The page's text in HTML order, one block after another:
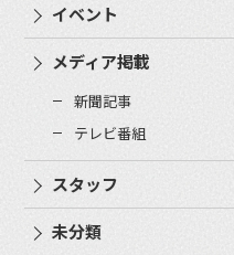
イベント
メディア掲載
新聞記事
テレビ番組
スタッフ
未分類